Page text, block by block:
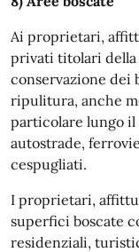
Ai proprietari,
privati titolari della
conservazione dei
ripulitura, anche
particolare lungo il
autostrade,
cespugliati.
I proprietari,
superfici boscate
residenziali,